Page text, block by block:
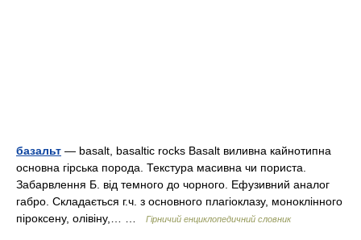
базальт — basalt, basaltic rocks Basalt виливна кайнотипна
основна гірська порода. Текстура масивна чи пориста.
Забарвлення Б. від темного до чорного. Ефузивний аналог
габро. Складається г.ч. з основного плагіоклазу, моноклінного
піроксену, олівіну,… …
Гірничий енциклопедичний словник